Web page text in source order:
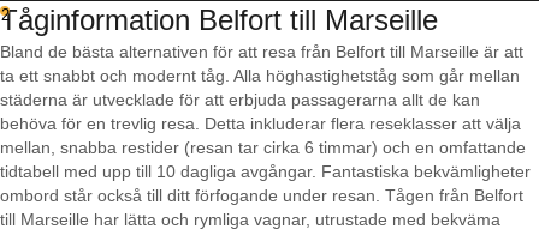
2
Tåginformation Belfort till Marseille
Bland de bästa alternativen för att resa från Belfort till Marseille är att
ta ett snabbt och modernt tåg. Alla höghastighetståg som går mellan
städerna är utvecklade för att erbjuda passagerarna allt de kan
behöva för en trevlig resa. Detta inkluderar flera reseklasser att välja
mellan, snabba restider (resan tar cirka 6 timmar) och en omfattande
tidtabell med upp till 10 dagliga avgångar. Fantastiska bekvämligheter
ombord står också till ditt förfogande under resan. Tågen från Belfort
till Marseille har lätta och rymliga vagnar, utrustade med bekväma